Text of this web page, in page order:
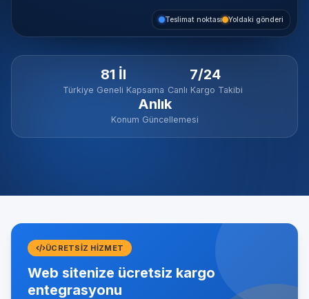
Teslimat noktası Yoldaki gönderi
81 İl
Türkiye Geneli Kapsama
7/24
Canlı Kargo Takibi
Anlık
Konum Güncellemesi
ÜCRETSIZ HIZMET
Web sitenize ücretsiz kargo
entegrasyonu